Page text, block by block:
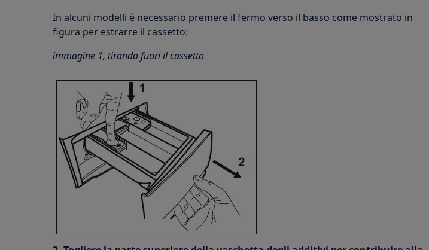
In alcuni modelli è necessario premere il fermo verso il basso come mostrato in
figura per estrarre il cassetto:
immagine 1, tirando fuori il cassetto